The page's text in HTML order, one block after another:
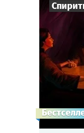
Игроков
Время игры
Тематика
Тип квеста
комната.